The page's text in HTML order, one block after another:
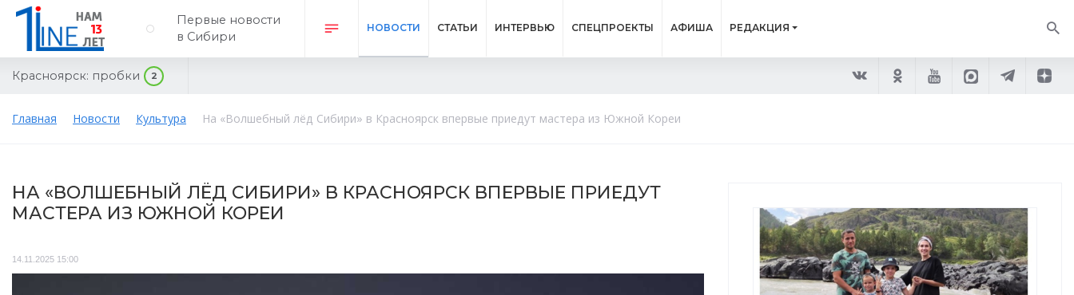
Первые новости
в Сибири
НОВОСТИ СТАТЬИ ИНТЕРВЬЮ СПЕЦПРОЕКТЫ АФИША РЕДАКЦИЯ
Красноярск: пробки 2
Главная Новости Культура На «Волшебный лёд Сибири» в Красноярск впервые приедут мастера из Южной Кореи
НА «ВОЛШЕБНЫЙ ЛЁД СИБИРИ» В КРАСНОЯРСК ВПЕРВЫЕ ПРИЕДУТ
МАСТЕРА ИЗ ЮЖНОЙ КОРЕИ
14.11.2025 15:00